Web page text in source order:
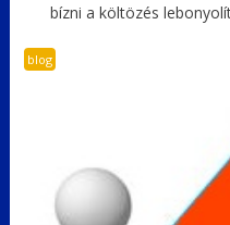
bízni a költözés
blog